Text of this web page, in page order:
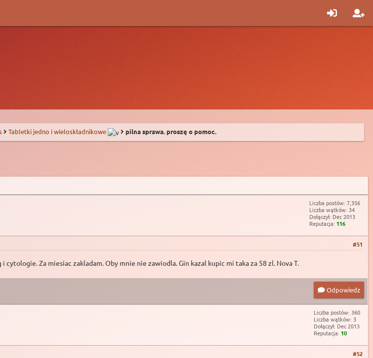
Tabletki jedno i wieloskładnikowe pilna sprawa. proszę o pomoc.
Liczba postów: 7,356
Liczba wątków: 34
Dołączył: Dec 2013
Reputacja: 116
#51
cytologie. Za miesiac zakladam. Oby mnie nie zawiodla. Gin kazal kupic mi taka za 58 zl. Nova T.
Odpowiedz
Liczba postów: 360
Liczba wątków: 3
Dołączył: Dec 2013
Reputacja: 10
#52